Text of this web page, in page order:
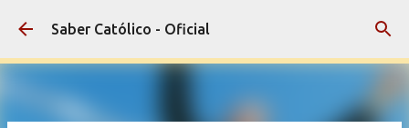
Pular para o conteúdo principal
Saber Católico - Oficial